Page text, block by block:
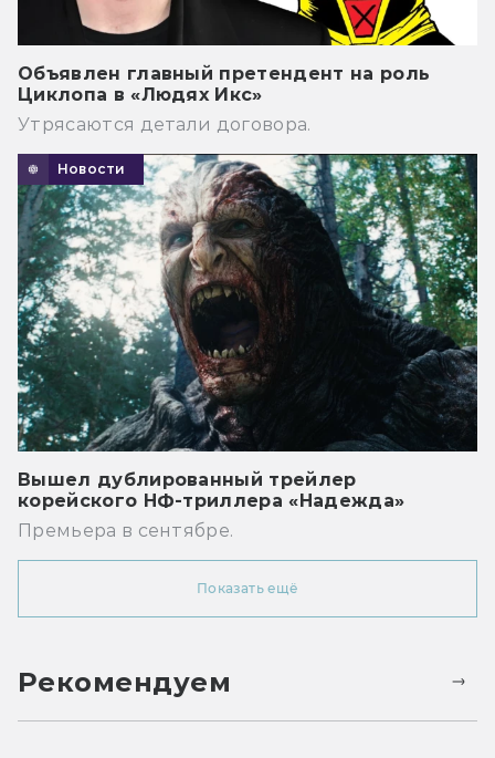
Объявлен главный претендент на роль
Циклопа в «Людях Икс»
Утрясаются детали договора.
Новости
Вышел дублированный трейлер
корейского НФ-триллера «Надежда»
Премьера в сентябре.
Показать ещё
Рекомендуем